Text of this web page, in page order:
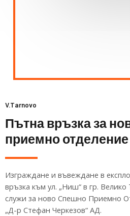
V.Tarnovo
Пътна връзка за
приемно отделение
Изграждане и въвеждане в
връзка към ул. „Ниш“ в гр.
служи за ново Спешно Приемно
„Д-р Стефан Черкезов“ АД.